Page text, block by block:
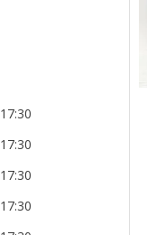
17:30
17:30
17:30
17:30